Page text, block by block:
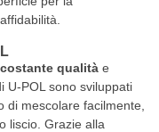
costante qualità e
U-POL sono sviluppati
mescolare facilmente,
liscio. Grazie alla